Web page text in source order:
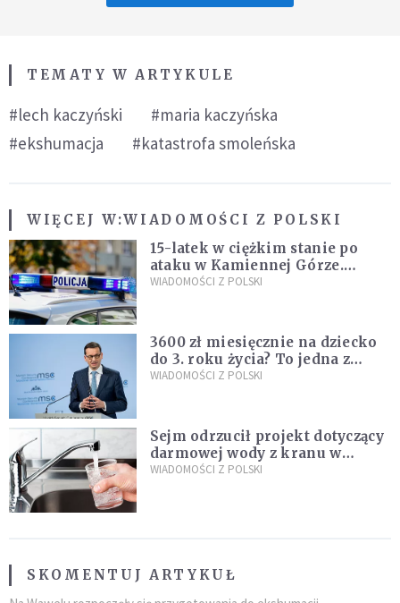
TEMATY W ARTYKULE
#lech kaczyński
#maria kaczyńska
#ekshumacja
#katastrofa smoleńska
WIĘCEJ W:WIADOMOŚCI Z POLSKI
15-latek w ciężkim stanie po
ataku w Kamiennej Górze.
Policja zatrzymała dwóch
WIADOMOŚCI Z POLSKI
3600 zł miesięcznie na dziecko
do 3. roku życia? To jedna z
propozycji programu "Rozwój
WIADOMOŚCI Z POLSKI
Sejm odrzucił projekt dotyczący
darmowej wody z kranu w
restauracjach
WIADOMOŚCI Z POLSKI
SKOMENTUJ ARTYKUŁ